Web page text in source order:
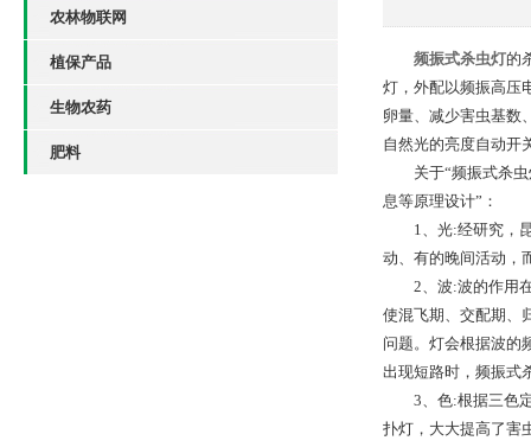
农林物联网
植保产品
生物农药
肥料
频振式杀虫灯的
灯，外配以频振高压
卵量、减少害虫基数
自然光的亮度自动开
关于“频振式杀虫
息等原理设计”：
1、光:经研究，昆
动、有的晚间活动，
2、波:波的作用在
使混飞期、交配期、
问题。灯会根据波的
出现短路时，频振式
3、色:根据三色定
扑灯，大大提高了害